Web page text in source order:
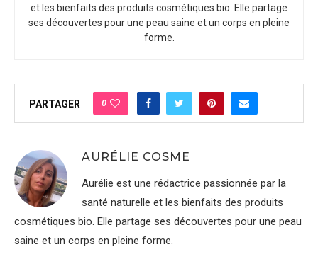
et les bienfaits des produits cosmétiques bio. Elle partage
ses découvertes pour une peau saine et un corps en pleine
forme.
PARTAGER 0
AURÉLIE COSME
Aurélie est une rédactrice passionnée par la
santé naturelle et les bienfaits des produits
cosmétiques bio. Elle partage ses découvertes pour une peau
saine et un corps en pleine forme.